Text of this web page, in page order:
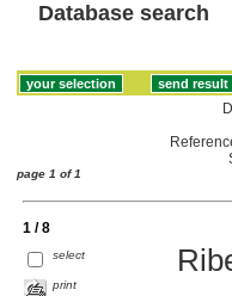
Database search
page 1 of 1
1 / 8
select
print